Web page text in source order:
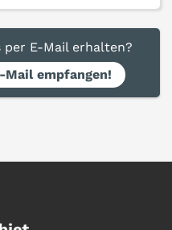
E-Mail erhalten?
empfangen!